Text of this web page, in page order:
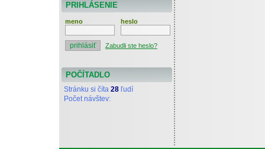
PRIHLÁSENIE
meno heslo
Zabudli ste heslo?
POČÍTADLO
Stránku si číta 28 ľudí
Počet návštev: